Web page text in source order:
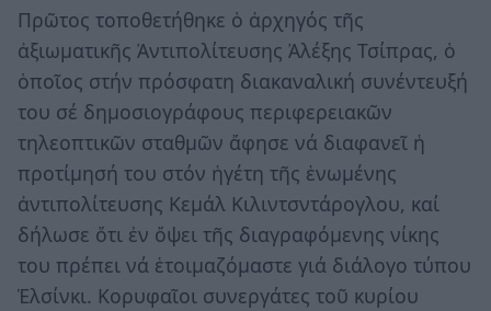
Πρῶτος τοποθετήθηκε ὁ ἀρχηγός τῆς
ἀξιωματικῆς Ἀντιπολίτευσης Ἀλέξης Τσίπρας, ὁ
ὁποῖος στήν πρόσφατη διακαναλική συνέντευξή
του σέ δημοσιογράφους περιφερειακῶν
τηλεοπτικῶν σταθμῶν ἄφησε νά διαφανεῖ ἡ
προτίμησή του στόν ἡγέτη τῆς ἑνωμένης
ἀντιπολίτευσης Κεμάλ Κιλιντσντάρογλου, καί
δήλωσε ὅτι ἐν ὄψει τῆς διαγραφόμενης νίκης
του πρέπει νά ἑτοιμαζόμαστε γιά διάλογο τύπου
Ἑλσίνκι. Κορυφαῖοι συνεργάτες τοῦ κυρίου